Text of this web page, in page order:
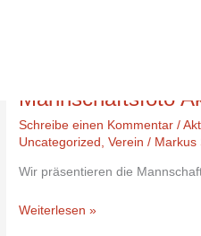
Mannschaftsfoto
Schreibe einen Kommentar /
Uncategorized ,Verein / Markus
Wir präsentieren die
Weiterlesen »